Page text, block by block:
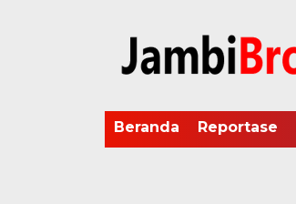
Beranda Reportase